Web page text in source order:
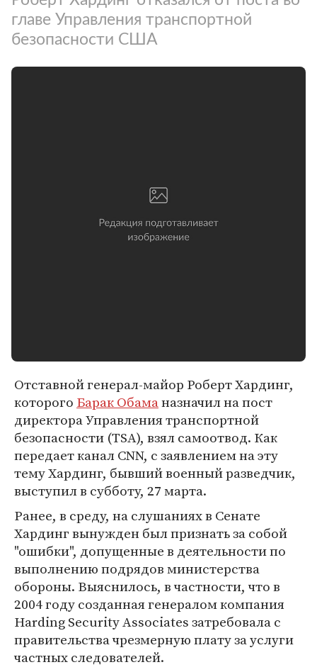
главе Управления транспортной
безопасности США
Отставной генерал-майор Роберт Хардинг,
которого Барак Обаманазначил на пост
директора Управления транспортной
безопасности (TSA), взял самоотвод. Как
передает канал CNN, с заявлением на эту
тему Хардинг, бывший военный разведчик,
выступил в субботу, 27 марта.
Ранее, в среду, на слушаниях в Сенате
Хардинг вынужден был признать за собой
"ошибки", допущенные в деятельности по
выполнению подрядов министерства
обороны. Выяснилось, в частности, что в
2004 году созданная генералом компания
Harding Security Associates затребовала с
правительства чрезмерную плату за услуги
частных следователей.